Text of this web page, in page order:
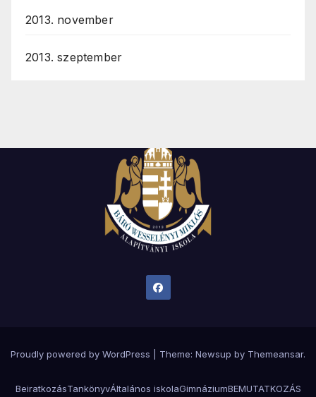
2013. november
2013. szeptember
Proudly powered by WordPress Theme: Newsup by Themeansar.
BeiratkozásTankönyvÁltalános iskolaGimnáziumBEMUTATKOZÁS